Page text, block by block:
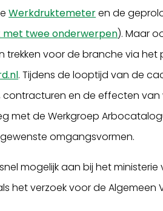
Werkdruktemeteren de
met twee onderwerpen). Maar
trekken voor de branche via
. Tijdens de looptijd van de
en de effecten
met de Werkgroep
omgangsvormen.
mogelijk aan bij het
het verzoek voor de Algemeen